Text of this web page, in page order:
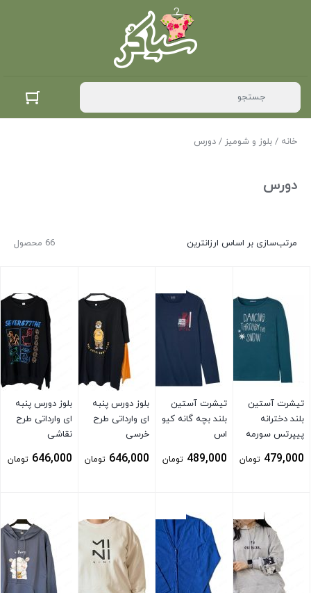
خانه / بلوز و شومیز / دورس
دورس
66 محصول مرتب‌سازی بر اساس ارزانترین
تیشرت آستین
بلند دخترانه
پیپرتس سورمه
479,000 تومان
تیشرت آستین
بلند بچه گانه کیو
اس
489,000 تومان
بلوز دورس پنبه
ای وارداتی طرح
خرسی
646,000 تومان
بلوز دورس پنبه
ای وارداتی طرح
نقاشی
646,000 تومان